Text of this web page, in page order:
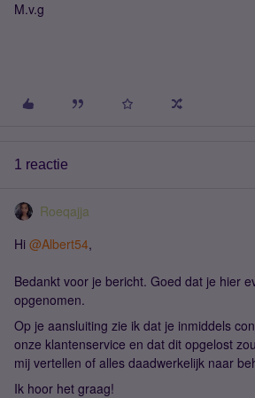
M.v.g
1 reactie
Roeqajja
Hi ​ @Albert54,
Bedankt voor je bericht. Goed dat je hier
opgenomen.
Op je aansluiting zie ik dat je inmiddels
onze klantenservice en dat dit opgelost
mij vertellen of alles daadwerkelijk naar
Ik hoor het graag!